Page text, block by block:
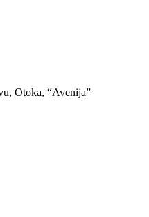
Otoka, “Avenija”